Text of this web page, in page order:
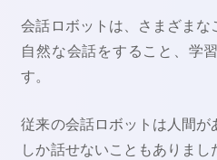
会話ロボットは、さまざまな
自然な会話をすること、学
す。
従来の会話ロボットは人間が
しか話せないこともありまし